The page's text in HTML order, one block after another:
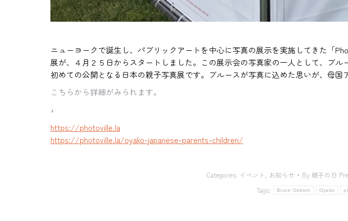
ニューヨークで誕生し、 パブリックアートを中心に写真の展示を実施してきた 「
展が、 ４月２５日からスタートしました。 この展示会の写真家の一人として、ブル
初めての公開となる日本の親子写真展です。 ブルースが写真に込めた思いが、 母国
こちらから詳細がみられます。
↓
https://photoville.la
https://photoville.la/oyako-japanese-parents-children/
Categories: イベント , お知らせ By 親子の日
Tags:
Bruce Osborn Oyako